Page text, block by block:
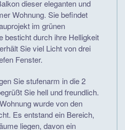
dieser eleganten und
Wohnung. Sie befindet
im grünen
besticht durch ihre Helligkeit
Sie viel Licht von drei
Fenster.
Sie stufenarm in die 2
Sie hell und freundlich.
wurde von den
Es entstand ein Bereich,
liegen, davon ein